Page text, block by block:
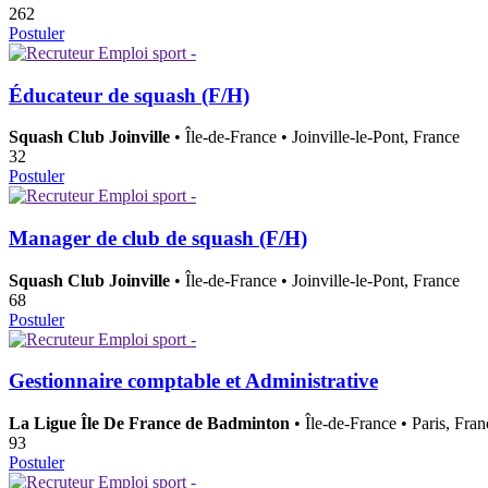
262
Postuler
Éducateur de squash (F/H)
Squash Club Joinville • Île-de-France • Joinville-le-Pont, France
32
Postuler
Manager de club de squash (F/H)
Squash Club Joinville • Île-de-France • Joinville-le-Pont, France
68
Postuler
Gestionnaire comptable et Administrative
La Ligue Île De France de Badminton • Île-de-France • Paris,
93
Postuler